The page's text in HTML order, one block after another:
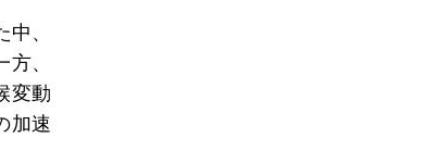
、
、
変動
加速